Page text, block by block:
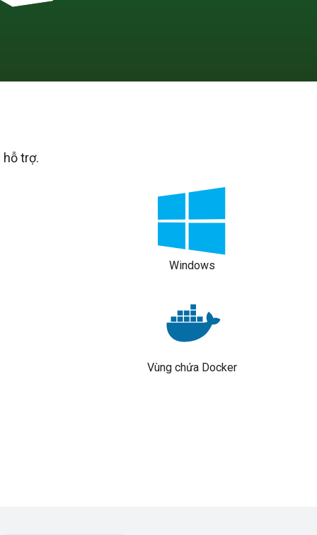
trợ.
Windows
Vùng chứa Docker